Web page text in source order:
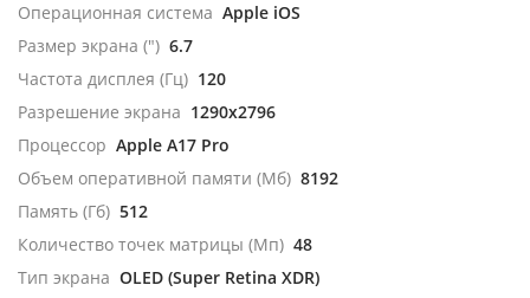
Операционная система Apple iOS
Размер экрана (") 6.7
Частота дисплея (Гц) 120
Разрешение экрана 1290x2796
Процессор Apple A17 Pro
Объем оперативной памяти (Мб) 8192
Память (Гб) 512
Количество точек матрицы (Мп) 48
Тип экрана OLED (Super Retina XDR)